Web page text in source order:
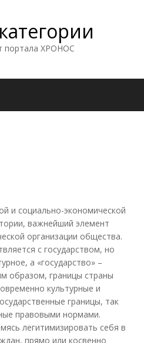
портала ХРОНОС
и социально-экономической
важнейший элемент
организации общества.
с государством, но
а «государство» –
образом, границы страны
культурные и
границы, так
правовыми нормами.
легитимизировать себя в
прямо или косвенно